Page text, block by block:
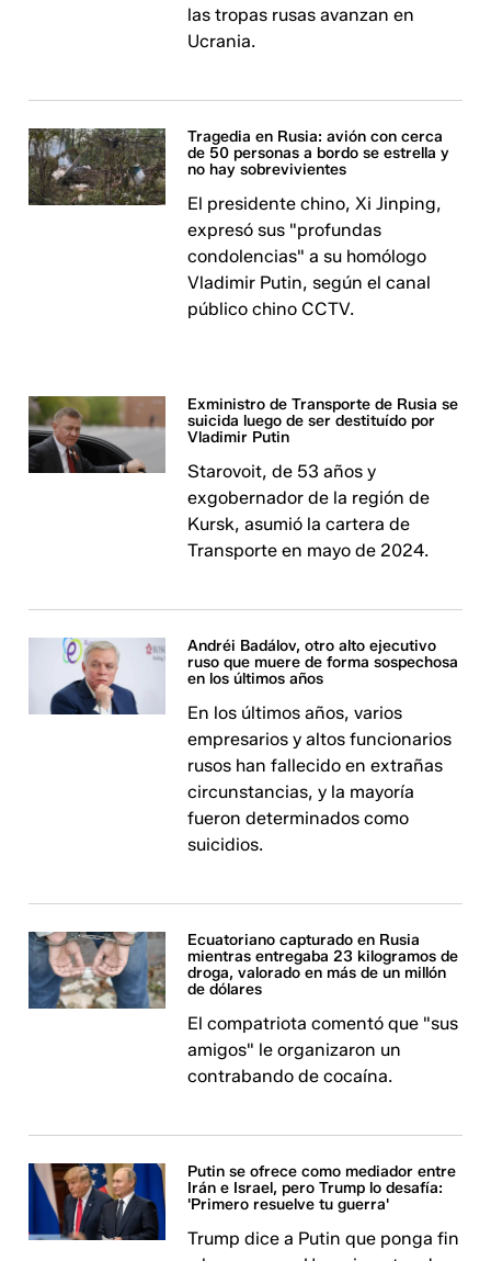
las tropas rusas avanzan en
Ucrania.
Tragedia en Rusia: avión con cerca
de 50 personas a bordo se estrella y
no hay sobrevivientes
El presidente chino, Xi Jinping,
expresó sus "profundas
condolencias" a su homólogo
Vladimir Putin, según el canal
público chino CCTV.
Exministro de Transporte de Rusia se
suicida luego de ser destituído por
Vladimir Putin
Starovoit, de 53 años y
exgobernador de la región de
Kursk, asumió la cartera de
Transporte en mayo de 2024.
Andréi Badálov, otro alto ejecutivo
ruso que muere de forma sospechosa
en los últimos años
En los últimos años, varios
empresarios y altos funcionarios
rusos han fallecido en extrañas
circunstancias, y la mayoría
fueron determinados como
suicidios.
Ecuatoriano capturado en Rusia
mientras entregaba 23 kilogramos de
droga, valorado en más de un millón
de dólares
El compatriota comentó que "sus
amigos" le organizaron un
contrabando de cocaína.
Putin se ofrece como mediador entre
Irán e Israel, pero Trump lo desafía:
'Primero resuelve tu guerra'
Trump dice a Putin que ponga fin